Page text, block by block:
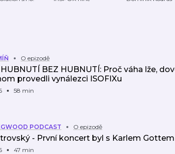
O epizodě
BEZ HUBNUTÍ: Proč váha lže,
provedli vynálezci ISOFIXu
58 min
PODCAST O epizodě
- První koncert byl s Karlem Gottem
47 min